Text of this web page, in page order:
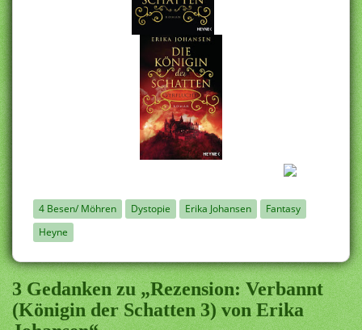
4 Besen/ Möhren Dystopie Erika Johansen
Fantasy
Heyne
3 Gedanken zu „Rezension: Verbannt
(Königin der Schatten 3) von Erika